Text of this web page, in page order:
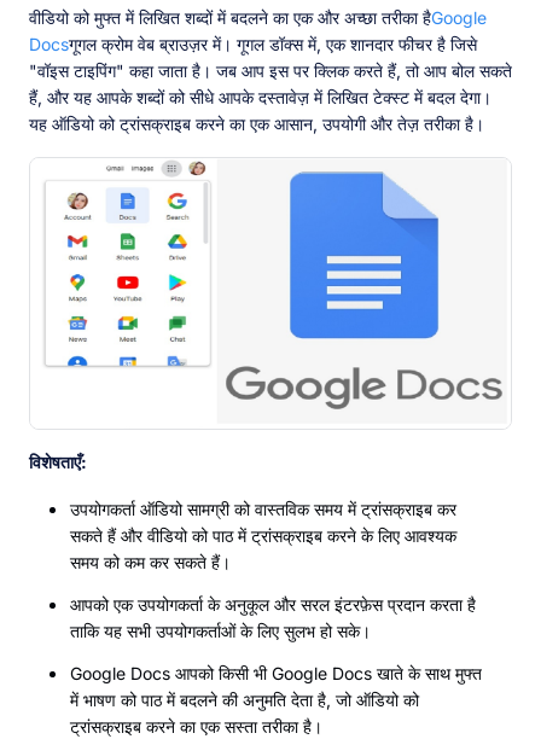
वीडियो को मुफ्त में लिखित शब्दों में बदलने का एक और अच्छा तरीका हैGoogle
Docsगूगल क्रोम वेब ब्राउज़र में। गूगल डॉक्स में, एक शानदार फीचर है जिसे
"वॉइस टाइपिंग" कहा जाता है। जब आप इस पर क्लिक करते हैं, तो आप बोल सकते
हैं, और यह आपके शब्दों को सीधे आपके दस्तावेज़ में लिखित टेक्स्ट में बदल देगा।
यह ऑडियो को ट्रांसक्राइब करने का एक आसान, उपयोगी और तेज़ तरीका है।
विशेषताएँ:
उपयोगकर्ता ऑडियो सामग्री को वास्तविक समय में ट्रांसक्राइब कर
सकते हैं और वीडियो को पाठ में ट्रांसक्राइब करने के लिए आवश्यक
समय को कम कर सकते हैं।
आपको एक उपयोगकर्ता के अनुकूल और सरल इंटरफ़ेस प्रदान करता है
ताकि यह सभी उपयोगकर्ताओं के लिए सुलभ हो सके।
Google Docs आपको किसी भी Google Docs खाते के साथ मुफ्त
में भाषण को पाठ में बदलने की अनुमति देता है, जो ऑडियो को
ट्रांसक्राइब करने का एक सस्ता तरीका है।